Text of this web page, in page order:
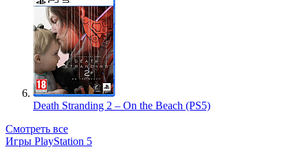
Death Stranding 2 – On the Beach (PS5)
Смотреть все
Игры PlayStation 5